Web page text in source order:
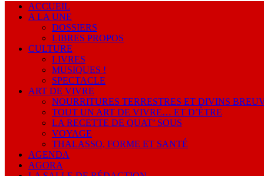
ACCUEIL
A LA UNE
DOSSIERS
LIBRES PROPOS
CULTURE
LIVRES
MUSIQUES !
SPECTACLE
ART DE VIVRE
NOURRITURES TERRESTRES ET DIVINS
TOUT UN ART DE VIVRE… ET D’ÊTRE
LA RECETTE DE QUAT’ SOUS
VOYAGE
THALASSO, FORME ET SANTÉ
AGENDA
AGORA